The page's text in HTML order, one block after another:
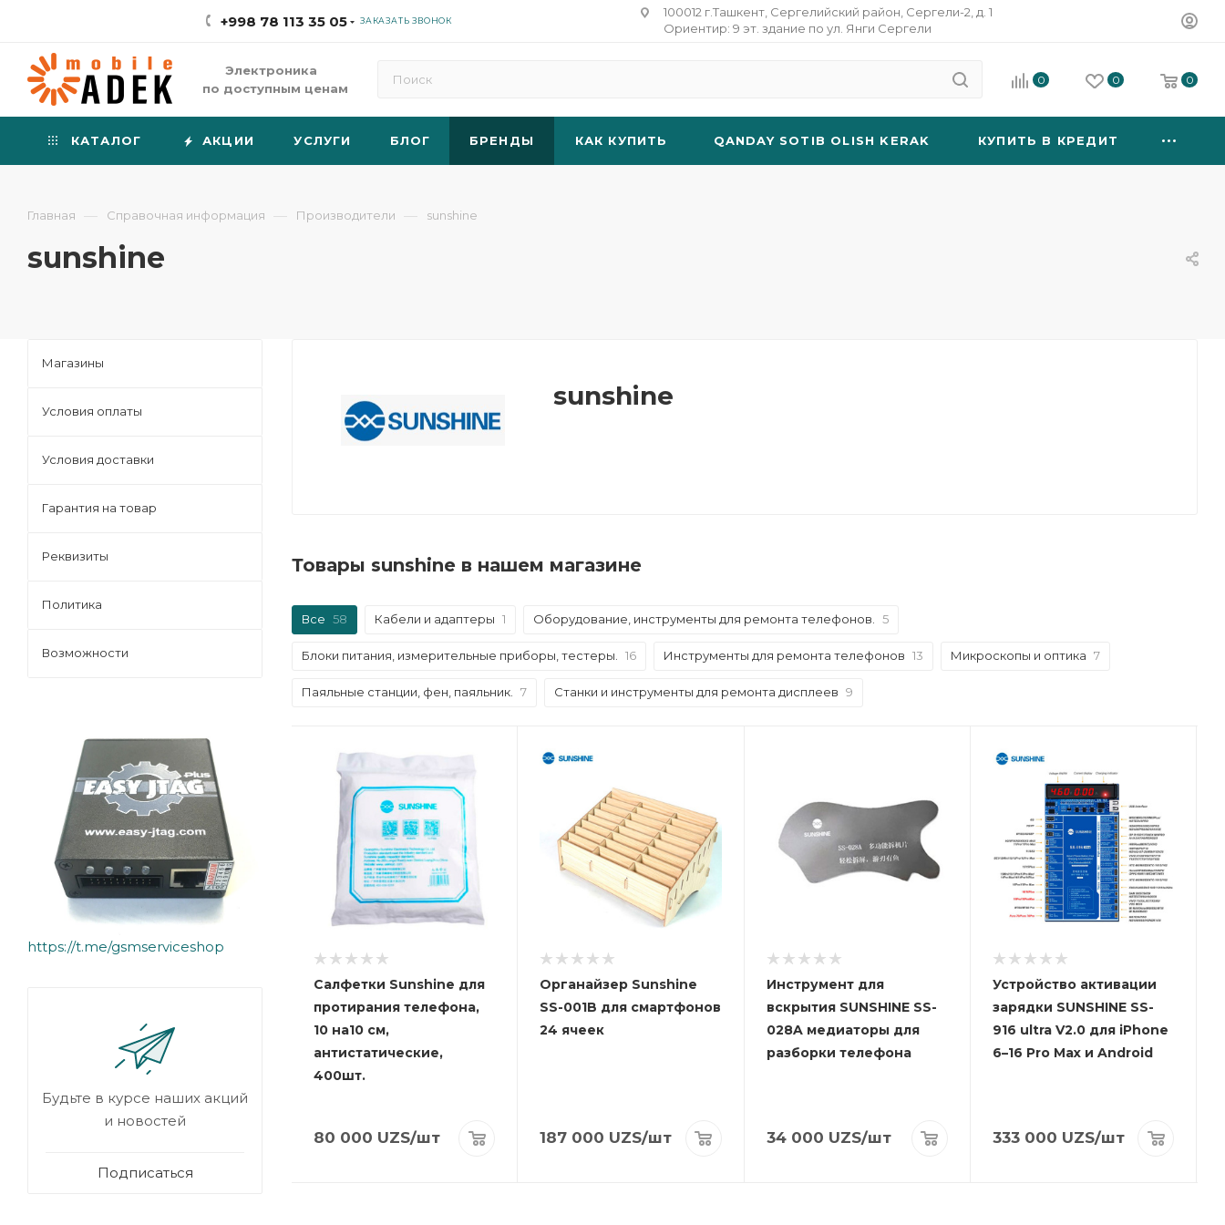
+998 78 113 35 05 ЗАКАЗАТЬ ЗВОНОК
100012 г.Ташкент, Сергелийский район, Сергели-2, д. 1
Ориентир: 9 эт. здание по ул. Янги Сергели
Электроника
по доступным ценам
0 0 0
КАТАЛОГ АКЦИИ УСЛУГИ БЛОГ БРЕНДЫ КАК КУПИТЬ QANDAY SOTIB OLISH KERAK КУПИТЬ В КРЕДИТ
Главная — Справочная информация — Производители — sunshine
sunshine
sunshine
Товары sunshine в нашем магазине
Все 58 Кабели и адаптеры 1 Оборудование, инструменты для ремонта телефонов. 5
Блоки питания, измерительные приборы, тестеры. 16 Инструменты для ремонта телефонов 13 Микроскопы и оптика 7
Паяльные станции, фен, паяльник. 7 Станки и инструменты для ремонта дисплеев 9
Салфетки Sunshine для
протирания телефона,
10 на10 см,
антистатические,
400шт.
80 000 UZS/шт
Органайзер Sunshine
SS-001B для смартфонов
24 ячеек
187 000 UZS/шт
Инструмент для
вскрытия SUNSHINE SS-
028A медиаторы для
разборки телефона
34 000 UZS/шт
Устройство активации
зарядки SUNSHINE SS-
916 ultra V2.0 для iPhone
6–16 Pro Max и Android
333 000 UZS/шт
Магазины
Условия оплаты
Условия доставки
Гарантия на товар
Реквизиты
Политика
Возможности
https://t.me/gsmserviceshop
Будьте в курсе наших акций
и новостей
Подписаться